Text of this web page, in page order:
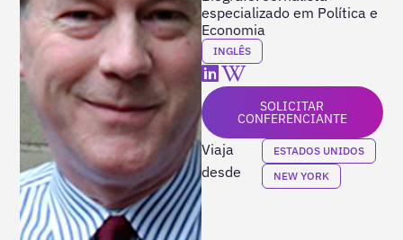
especializado em Política e
Economia
INGLÊS
SOLICITAR
CONFERENCIANTE
Viaja
desde
ESTADOS UNIDOS
NEW YORK